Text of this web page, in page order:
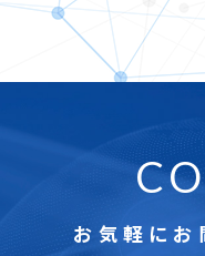
お気軽にお